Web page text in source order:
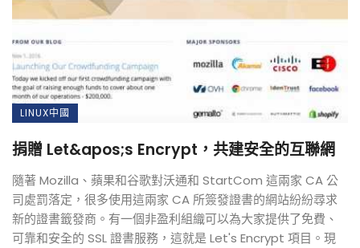
LINUX中國
捐贈 Let&apos;s Encrypt，共建安全的互聯網
隨著 Mozilla、蘋果和谷歌對沃通和 StartCom 這兩家 CA 公
司處罰落定，很多使用這兩家 CA 所簽發證書的網站紛紛尋求
新的證書籤發商。有一個非盈利組織可以為大家提供了免費、
可靠和安全的 SSL 證書服務，這就是 Let's Encrypt 項目。現